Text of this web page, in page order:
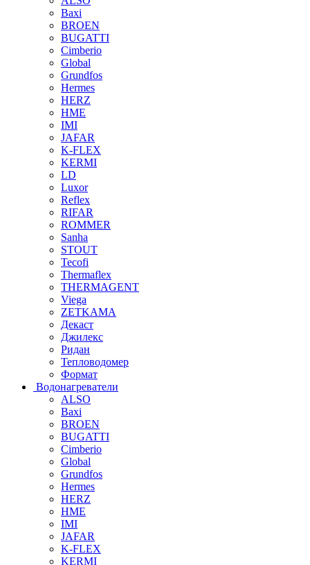
Baxi
BROEN
BUGATTI
Cimberio
Global
Grundfos
Hermes
HERZ
HME
IMI
JAFAR
K-FLEX
KERMI
LD
Luxor
Reflex
RIFAR
ROMMER
Sanha
STOUT
Tecofi
Thermaflex
THERMAGENT
Viega
ZETKAMA
Декаст
Джилекс
Ридан
Тепловодомер
Формат
Водонагреватели
ALSO
Baxi
BROEN
BUGATTI
Cimberio
Global
Grundfos
Hermes
HERZ
HME
IMI
JAFAR
K-FLEX
KERMI